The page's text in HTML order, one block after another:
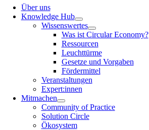
Über uns
Knowledge Hub
Wissenswertes
Was ist Circular Economy?
Ressourcen
Leuchttürme
Gesetze und Vorgaben
Fördermittel
Veranstaltungen
Expert:innen
Mitmachen
Community of Practice
Solution Circle
Ökosystem